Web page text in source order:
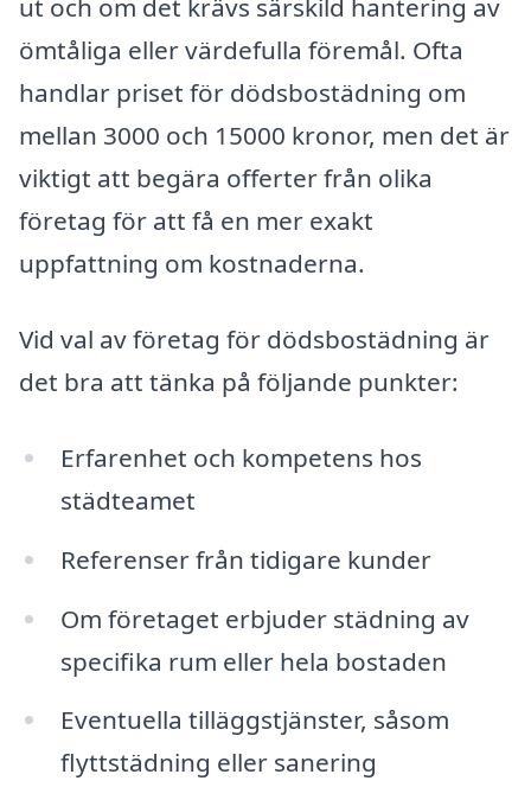
ut och om det krävs särskild hantering av
ömtåliga eller värdefulla föremål. Ofta
handlar priset för dödsbostädning om
mellan 3000 och 15000 kronor, men det är
viktigt att begära offerter från olika
företag för att få en mer exakt
uppfattning om kostnaderna.
Vid val av företag för dödsbostädning är
det bra att tänka på följande punkter:
Erfarenhet och kompetens hos
städteamet
Referenser från tidigare kunder
Om företaget erbjuder städning av
specifika rum eller hela bostaden
Eventuella tilläggstjänster, såsom
flyttstädning eller sanering